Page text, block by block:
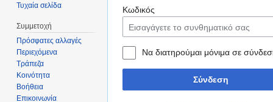
Κωδικός
Να διατηρούμαι μόνιμα σε
Σύνδεση
Τυχαία σελίδα
Συμμετοχή
Πρόσφατες αλλαγές
Περιεχόμενα
Τράπεζα
Κοινότητα
Βοήθεια
Επικοινωνία